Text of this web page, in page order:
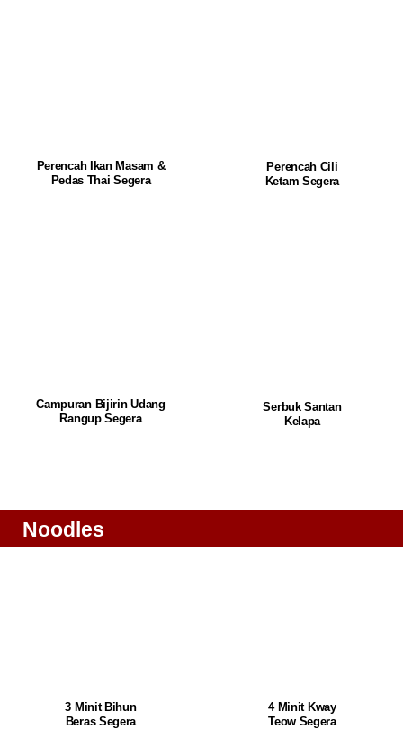
Perencah Ikan Masam &
Pedas Thai Segera
Perencah Cili
Ketam Segera
Campuran Bijirin Udang
Rangup Segera
Serbuk Santan
Kelapa
Noodles
3 Minit Bihun
Beras Segera
4 Minit Kway
Teow Segera